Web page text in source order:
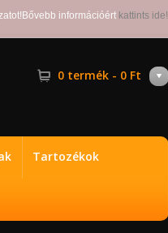
0 termék - 0 Ft
Tartozékok
információért kattints ide!